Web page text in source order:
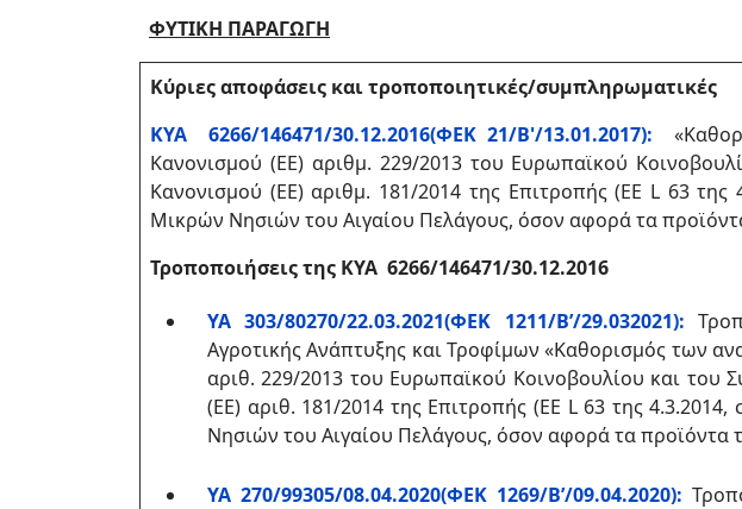
ΦΥΤΙΚΗ ΠΑΡΑΓΩΓΗ
Κύριες αποφάσεις και τροποποιητικές/συμπληρωματικές
ΚΥΑ 6266/146471/30.12.2016(ΦΕΚ 21/Β'/13.01.2017):
Κανονισμού (ΕΕ) αριθμ. 229/2013 του Ευρωπαϊκού
Κανονισμού (ΕΕ) αριθμ. 181/2014 της Επιτροπής (EE L 63
Μικρών Νησιών του Αιγαίου Πελάγους, όσον αφορά τα
Τροποποιήσεις της ΚΥΑ 6266/146471/30.12.2016
ΥΑ 303/80270/22.03.2021(ΦΕΚ 1211/Β’/29.032021):
Αγροτικής Ανάπτυξης και Τροφίμων «Καθορισμός των
αριθ. 229/2013 του Ευρωπαϊκού Κοινοβουλίου και του
(ΕΕ) αριθ. 181/2014 της Επιτροπής (EE L 63 της
Νησιών του Αιγαίου Πελάγους, όσον αφορά τα προϊόντα
ΥΑ 270/99305/08.04.2020(ΦΕΚ 1269/Β’/09.04.2020):